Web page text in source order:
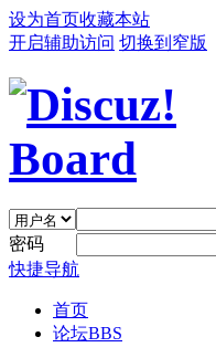
设为首页收藏本站
开启辅助访问 切换到窄版
密码
快捷导航
首页
论坛BBS